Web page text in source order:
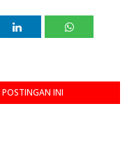
INI